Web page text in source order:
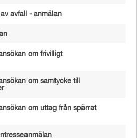
avfall - anmälan
om frivilligt
om samtycke till
om uttag från spärrat